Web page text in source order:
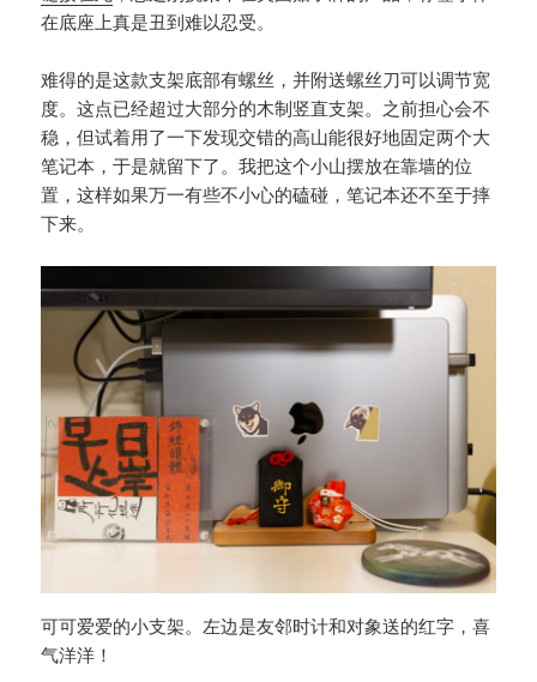
在底座上真是丑到难以忍受。
难得的是这款支架底部有螺丝，并附送螺丝刀可以调节宽
度。这点已经超过大部分的木制竖直支架。之前担心会不
稳，但试着用了一下发现交错的高山能很好地固定两个大
笔记本，于是就留下了。我把这个小山摆放在靠墙的位
置，这样如果万一有些不小心的磕碰，笔记本还不至于摔
下来。
可可爱爱的小支架。左边是友邻时计和对象送的红字，喜
气洋洋！